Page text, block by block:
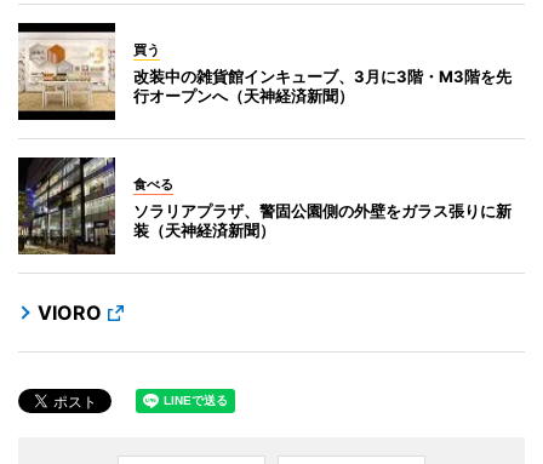
買う
改装中の雑貨館インキューブ、3月に3階・M3階を先
行オープンへ（天神経済新聞）
食べる
ソラリアプラザ、警固公園側の外壁をガラス張りに新
装（天神経済新聞）
VIORO